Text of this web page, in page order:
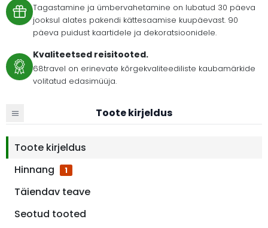
Tagastamine ja ümbervahetamine on lubatud 30 päeva
jooksul alates pakendi kättesaamise kuupäevast. 90
päeva puidust kaartidele ja dekoratsioonidele.
Kvaliteetsed reisitooted.
68travel on erinevate kõrgekvaliteediliste kaubamärkide
volitatud edasimüüja.
Toote kirjeldus
Toote kirjeldus
Hinnang
1
Täiendav teave
Seotud tooted